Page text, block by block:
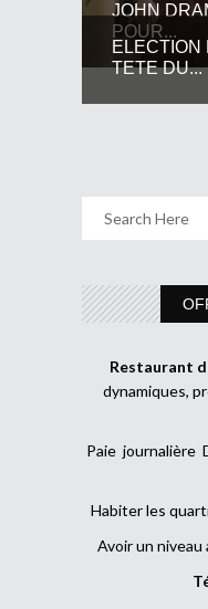
JOHN
POUR...
ELECTION
TETE DU...
Restaurant
dynamiques,
Paie journalière
Habiter les
Avoir un niveau